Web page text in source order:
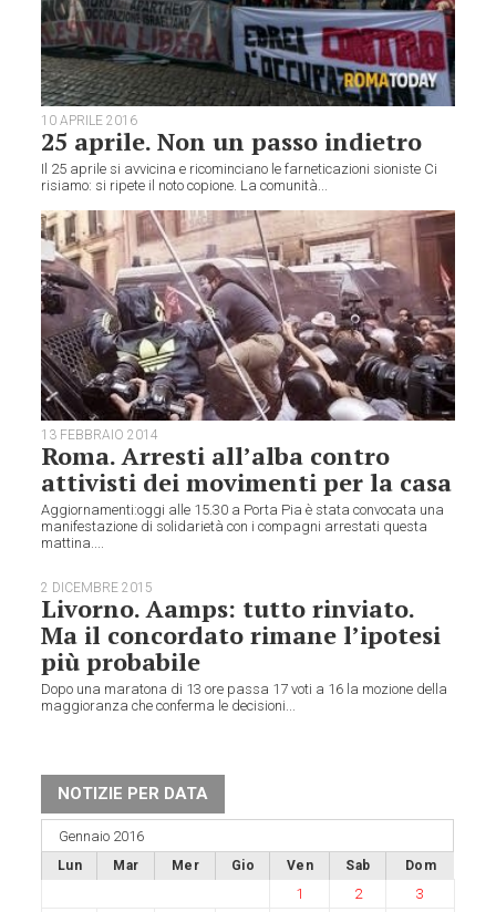
10 APRILE 2016
25 aprile. Non un passo indietro
Il 25 aprile si avvicina e ricominciano le farneticazioni sioniste Ci
risiamo: si ripete il noto copione. La comunità...
13 FEBBRAIO 2014
Roma. Arresti all’alba contro
attivisti dei movimenti per la casa
Aggiornamenti:oggi alle 15.30 a Porta Pia è stata convocata una
manifestazione di solidarietà con i compagni arrestati questa
mattina....
2 DICEMBRE 2015
Livorno. Aamps: tutto rinviato.
Ma il concordato rimane l’ipotesi
più probabile
Dopo una maratona di 13 ore passa 17 voti a 16 la mozione della
maggioranza che conferma le decisioni...
NOTIZIE PER DATA
Gennaio 2016
Lun Mar Mer Gio Ven Sab Dom
1 2
3